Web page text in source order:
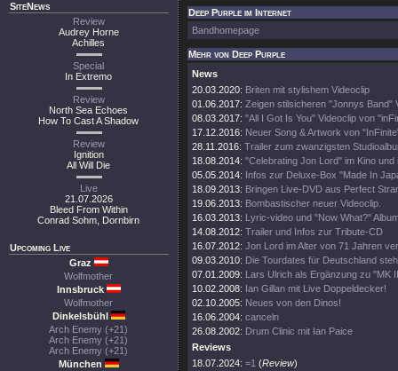
SiteNews
Review
Audrey Horne
Achilles
Special
In Extremo
Review
North Sea Echoes
How To Cast A Shadow
Review
Ignition
All Will Die
Live
21.07.2026
Bleed From Within
Conrad Sohm, Dornbirn
Upcoming Live
Graz
Wolfmother
Innsbruck
Wolfmother
Dinkelsbühl
Arch Enemy (+21)
Arch Enemy (+21)
Arch Enemy (+21)
München
Deep Purple im Internet
Bandhomepage
Mehr von Deep Purple
News
20.03.2020: Briten mit stylishem Videoclip
01.06.2017: Zeigen stilsicheren "Jonnys Band"
08.03.2017: "All I Got Is You" Videoclip von
17.12.2016: Neuer Song & Artwork von
28.11.2016: Trailer zum zwanzigsten
18.08.2014: "Celebrating Jon Lord" im Kino und
05.05.2014: Infos zur Deluxe-Box "Made In
18.09.2013: Bringen Live-DVD aus Perfect
19.06.2013: Bombastischer neuer Videoclip.
16.03.2013: Lyric-video und "Now What?"
14.08.2012: Trailer und Infos zur Tribute-CD
16.07.2012: Jon Lord im Alter von 71 Jahren
09.03.2010: Die Tourdates für Deutschland
07.01.2009: Lars Ulrich als Ergänzung zu "MK
10.02.2008: Ian Gillan mit Live Doppeldecker!
02.10.2005: Neues von den Dinos!
16.06.2004: canceln
26.08.2002: Drum Clinic mit Ian Paice
Reviews
18.07.2024: =1 (Review)